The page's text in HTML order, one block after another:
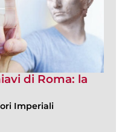
di Roma: la
Imperiali